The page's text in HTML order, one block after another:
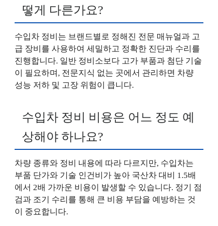
떻게 다른가요?
수입차 정비는 브랜드별로 정해진 전문 매뉴얼과 고
급 장비를 사용하여 세밀하고 정확한 진단과 수리를
진행합니다. 일반 정비소보다 고가 부품과 첨단 기술
이 필요하며, 전문지식 없는 곳에서 관리하면 차량
성능 저하 및 고장 위험이 큽니다.
수입차 정비 비용은 어느 정도 예
상해야 하나요?
차량 종류와 정비 내용에 따라 다르지만, 수입차는
부품 단가와 기술 인건비가 높아 국산차 대비 1.5배
에서 2배 가까운 비용이 발생할 수 있습니다. 정기 점
검과 조기 수리를 통해 큰 비용 부담을 예방하는 것
이 중요합니다.